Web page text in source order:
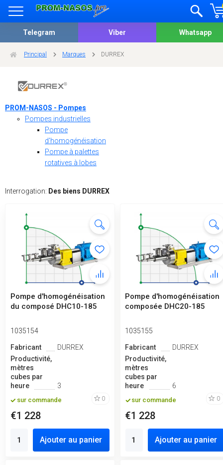
Telegram Viber Whatsapp
Principal Marques DURREX
PROM-NASOS - Pompes
Pompes industrielles
Pompe
d'homogénéisation
Pompe à palettes
rotatives à lobes
Interrogation: Des biens DURREX
Pompe d'homogénéisation
du composé DHC10-185
1035154
Fabricant
DURREX
Productivité,
mètres
cubes par
heure
3
sur commande 0
€1 228
Ajouter au panier
Pompe d'homogénéisation
composée DHC20-185
1035155
Fabricant
DURREX
Productivité,
mètres
cubes par
heure
6
sur commande 0
€1 228
Ajouter au panier